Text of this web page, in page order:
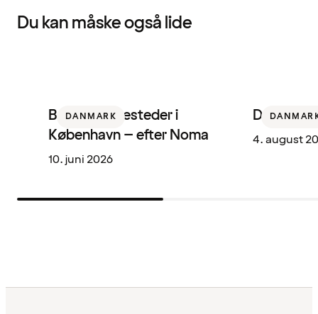
Du kan måske også lide
DANMARK
Bedste spisesteder i
København – efter Noma
10. juni 2026
De
4. august